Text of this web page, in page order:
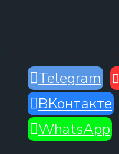
Telegram
ВКонтакте
WhatsApp